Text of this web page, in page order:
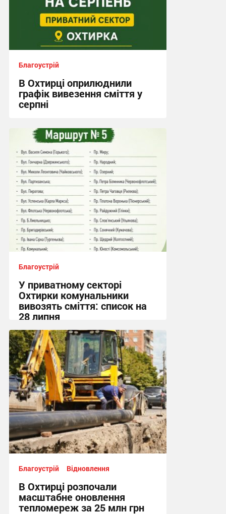
Благоустрій
В Охтирці оприлюднили
графік вивезення сміття у
серпні
21:08, 2.08.2026
Благоустрій
У приватному секторі
Охтирки комунальники
вивозять сміття: список на
28 липня
19:55, 27.07.2026
Благоустрій Відновлення
В Охтирці розпочали
масштабне оновлення
тепломереж за 25 млн грн